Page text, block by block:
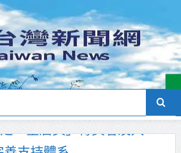
分署主官大換血 蔡順元